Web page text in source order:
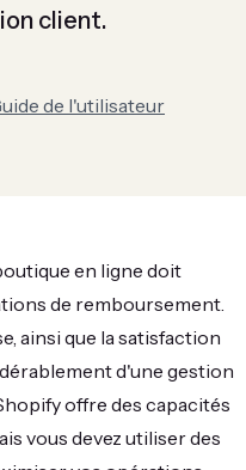
client.
de l'utilisateur
en ligne doit
de remboursement.
ainsi que la satisfaction
d'une gestion
offre des capacités
vous devez utiliser des